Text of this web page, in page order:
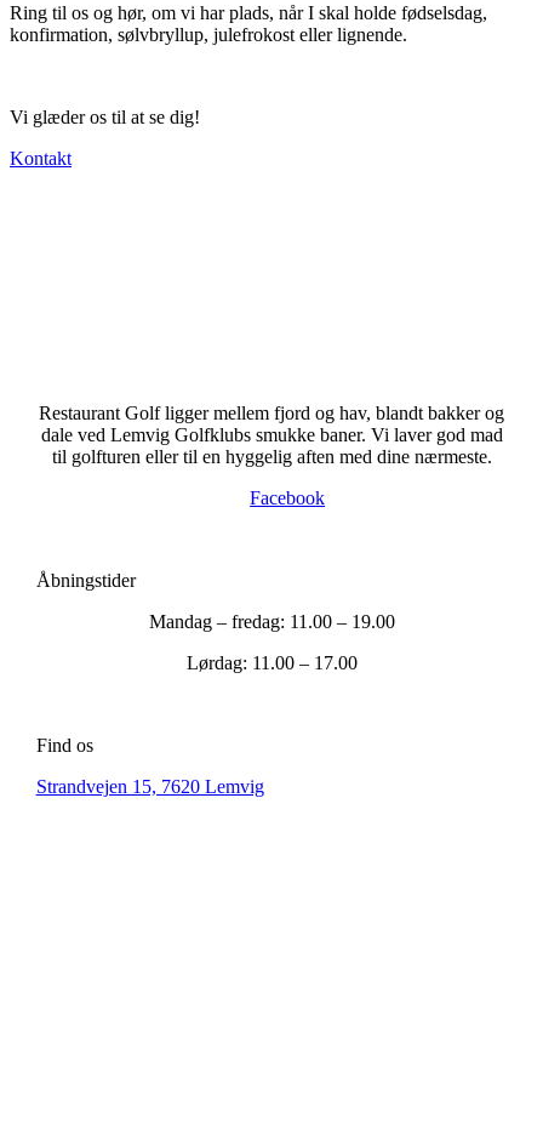
Ring til os og hør, om vi har plads, når I skal holde fødselsdag,
konfirmation, sølvbryllup, julefrokost eller lignende.
Vi glæder os til at se dig!
Kontakt
Restaurant Golf ligger mellem fjord og hav, blandt bakker og
dale ved Lemvig Golfklubs smukke baner. Vi laver god mad
til golfturen eller til en hyggelig aften med dine nærmeste.
Facebook
Åbningstider
Mandag – fredag: 11.00 – 19.00
Lørdag: 11.00 – 17.00
Find os
Strandvejen 15, 7620 Lemvig